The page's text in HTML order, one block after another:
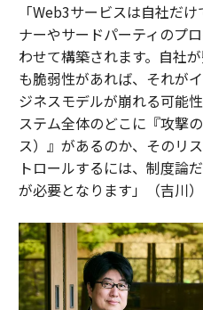
「Web3サービスは自社だ
ナーやサードパーティのプ
わせて構築されます。自社
も脆弱性があれば、それが
ジネスモデルが崩れる可能
ステム全体のどこに『攻撃
ス）』があるのか、そのリ
トロールするには、制度論
が必要となります」（吉川）